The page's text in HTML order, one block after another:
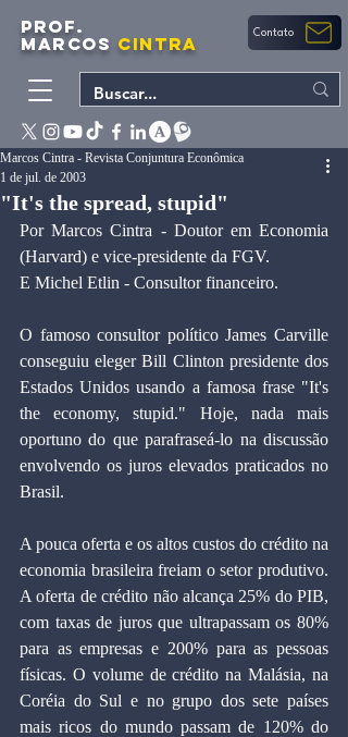
PROF.
MARCOS CINTRA Contato
"It's the spread, stupid"
Marcos Cintra - Revista Conjuntura Econômica
1 de jul. de 2003
Por Marcos Cintra - Doutor em Economia
(Harvard) e vice-presidente da FGV.
E Michel Etlin - Consultor financeiro.
O famoso consultor político James Carville
conseguiu eleger Bill Clinton presidente dos
Estados Unidos usando a famosa frase "It's
the economy, stupid." Hoje, nada mais
oportuno do que parafraseá-lo na discussão
envolvendo os juros elevados praticados no
Brasil.
A pouca oferta e os altos custos do crédito na
economia brasileira freiam o setor produtivo.
A oferta de crédito não alcança 25% do PIB,
com taxas de juros que ultrapassam os 80%
para as empresas e 200% para as pessoas
físicas. O volume de crédito na Malásia, na
Coréia do Sul e no grupo dos sete países
mais ricos do mundo passam de 120% do